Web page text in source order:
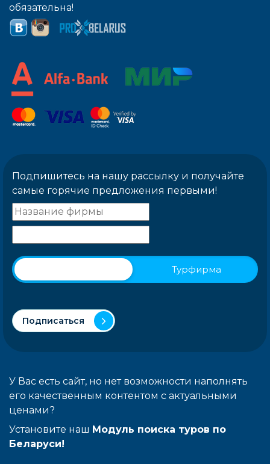
обязательна!
Подпишитесь на нашу рассылку и получайте
самые горячие предложения первыми!
Турфирма
Подписаться
У Вас есть сайт, но нет возможности наполнять
его качественным контентом с актуальными
ценами?
Установите наш Модуль поиска туров по
Беларуси!